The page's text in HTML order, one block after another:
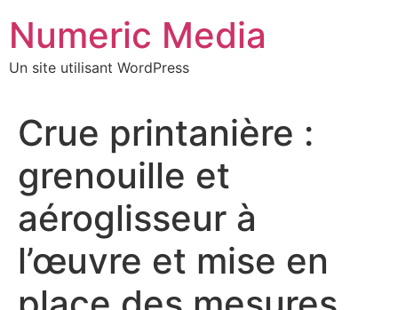
contenu
Numeric Media
Un site utilisant WordPress
Crue printanière :
grenouille et
aéroglisseur à
l’œuvre et mise en